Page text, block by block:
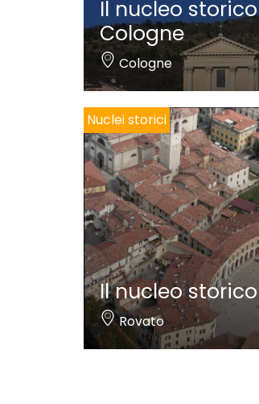
Il nucleo
Cologne
Cologne
Nuclei storici
Il nucleo
Rovato